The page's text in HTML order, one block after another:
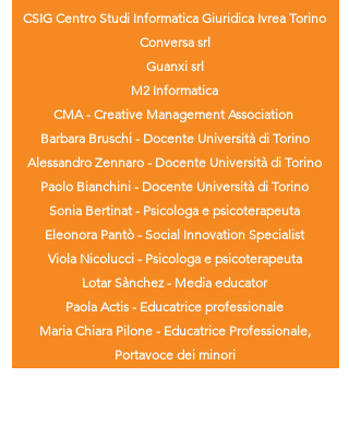
CSIG Centro Studi Informatica Giuridica Ivrea Torino
Conversa srl
Guanxi srl
M2 Informatica
CMA - Creative Management Association
Barbara Bruschi - Docente Università di Torino
Alessandro Zennaro - Docente Università di Torino
Paolo Bianchini - Docente Università di Torino
Sonia Bertinat - Psicologa e psicoterapeuta
Eleonora Pantò - Social Innovation Specialist
Viola Nicolucci - Psicologa e psicoterapeuta
Lotar Sànchez - Media educator
Paola Actis - Educatrice professionale
Maria Chiara Pilone - Educatrice Professionale,
Portavoce dei minori